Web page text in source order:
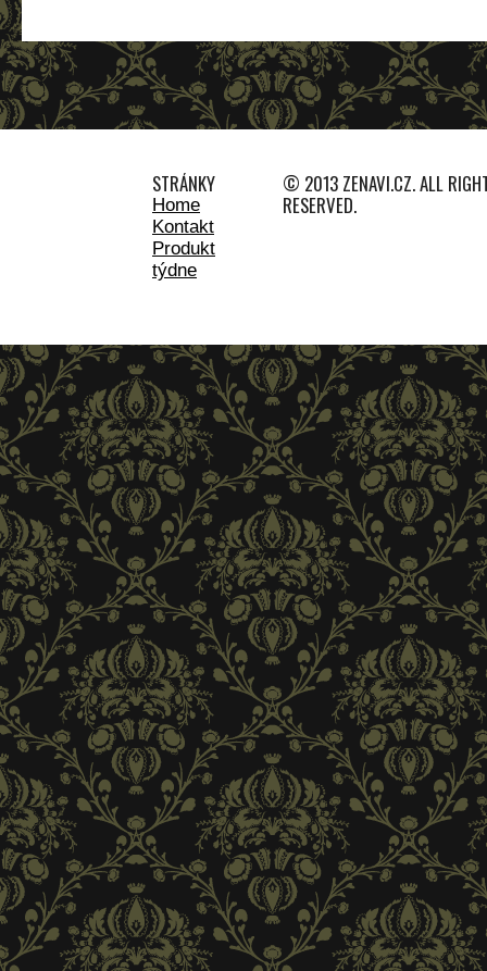
STRÁNKY
Home
Kontakt
Produkt
týdne
© 2013 ZENAVI.CZ. ALL
RESERVED.